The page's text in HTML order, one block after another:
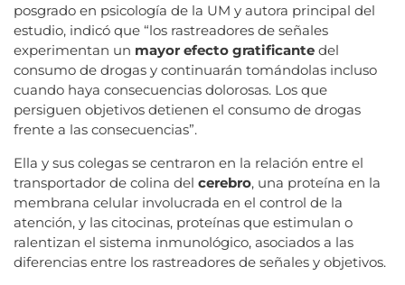
posgrado en psicología de la UM y autora principal del
estudio, indicó que “los rastreadores de señales
experimentan un mayor efecto gratificante del
consumo de drogas y continuarán tomándolas incluso
cuando haya consecuencias dolorosas. Los que
persiguen objetivos detienen el consumo de drogas
frente a las consecuencias”.
Ella y sus colegas se centraron en la relación entre el
transportador de colina del cerebro, una proteína en la
membrana celular involucrada en el control de la
atención, y las citocinas, proteínas que estimulan o
ralentizan el sistema inmunológico, asociados a las
diferencias entre los rastreadores de señales y objetivos.